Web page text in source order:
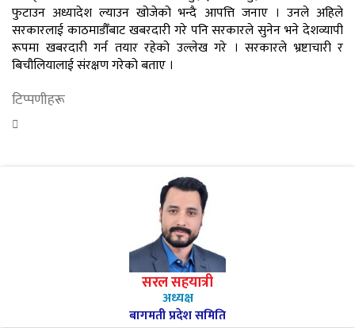
फुटाउन अध्यादेश ल्याउन खोजेको भन्दै आपत्ति जनाए । उनले अहिले
सरकारलाई काठमाडौँबाट खबरदारी गरे पनि सरकारले सुनेन भने देशव्यापी
रूपमा खबरदारी गर्न तयार रहेको उल्लेख गरे । सरकारले भ्रष्टाचारी र
बिचौलियालाई संरक्षण गरेको बताए ।
टिप्पणीहरू
सरल सहयात्री
अध्यक्ष
बागमती प्रदेश समिति